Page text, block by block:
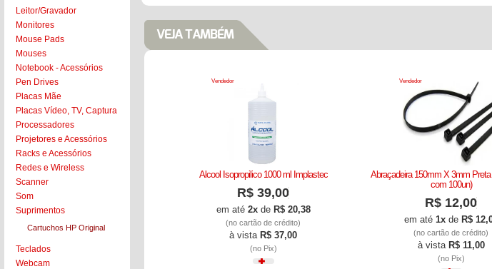
Leitor/Gravador
Monitores
Mouse Pads
Mouses
Notebook - Acessórios
Pen Drives
Placas Mãe
Placas Vídeo, TV, Captura
Processadores
Projetores e Acessórios
Racks e Acessórios
Redes e Wireless
Scanner
Som
Suprimentos
Cartuchos HP Original
Teclados
Webcam
VEJA TAMBÉM
Vendedor
Alcool Isopropilico 1000 ml Implastec
R$ 39,00
em até 2xde R$ 20,38
(no cartão de crédito)
à vista R$ 37,00
(no Pix)
Vendedor
Abraçadeira 150mm X 3mm
com 100un)
R$ 12,00
em até 1xde R$
(no cartão de crédito)
à vista R$ 11,00
(no Pix)